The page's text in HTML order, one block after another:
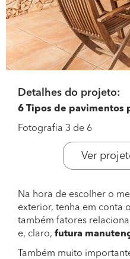
Detalhes do projeto:
6 Tipos de pavimentos
Fotografia 3 de 6
Ver
Na hora de escolher o
exterior, tenha em conta o
também fatores
e, claro, futura
Também muito